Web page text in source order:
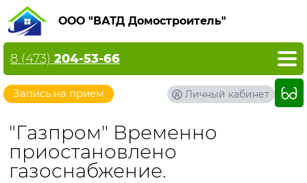
ООО "ВАТД Домостроитель"
Запись на прием
8 (473) 204-53-66
Личный кабинет
"Газпром" Временно
приостановлено
газоснабжение.